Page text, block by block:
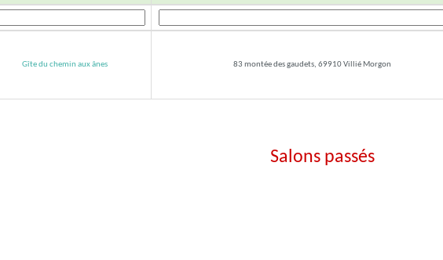
Gîte du chemin aux ânes 83 montée des gaudets, 69910 Villié Morgon
Salons passés